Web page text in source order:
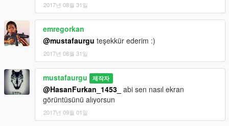
2017년 08월 31일
emregorkan
@mustafaurgu teşekkür ederim :)
2017년 08월 31일
mustafaurgu 제작자
@HasanFurkan_1453_ abi sen nasıl ekran
görüntüsünü alıyorsun
2017년 09월 01일